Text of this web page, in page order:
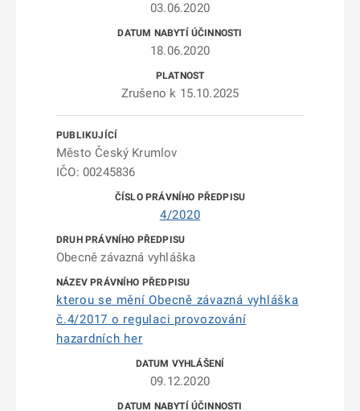
03.06.2020
18.06.2020
Zrušeno k 15.10.2025
Město Český Krumlov
IČO: 00245836
4/2020
Obecně závazná vyhláška
kterou se mění Obecně závazná vyhláška
č.4/2017 o regulaci provozování
hazardních her
09.12.2020